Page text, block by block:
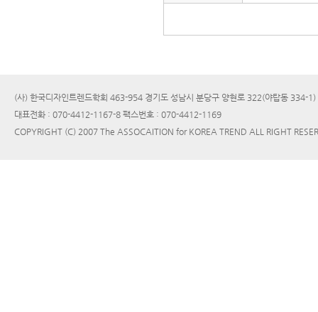
(사) 한국디자인트렌드학회 463-954 경기도 성남시 분당구 양현로 322(야탑동 334-
대표전화 : 070-4412-1167-8 팩스번호 : 070-4412-1169
COPYRIGHT (C) 2007 The ASSOCAITION for KOREA TREND ALL RIGHT